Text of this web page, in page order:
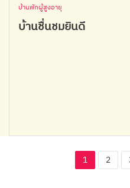
บ้านพักผู้สูงอายุ
บ้านชื่นชมยินดี
1 2